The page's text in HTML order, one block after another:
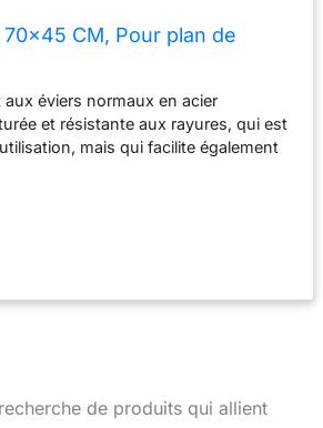
CM, Pour plan de
aux éviers normaux en acier
et résistante aux rayures, qui est
mais qui facilite également
et une plus grande durabilité,
barre intégrée vous permet de faire
rationaliser la préparation des
le comptoir de la cuisine - KIT
en acier inoxydable, Distributeur de
compact. Le design en forme de U
évacuations au sol et au mur.
prévenir la moisissure et les
de produits qui allient